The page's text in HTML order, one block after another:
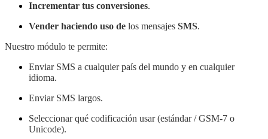
Incrementar tus conversiones.
Vender haciendo uso de los mensajes SMS.
Nuestro módulo te permite:
EnviarSMS a cualquier país del mundo y en cualquier
idioma.
Enviar SMS largos.
Seleccionar qué codificación usar (estándar / GSM-7 o
Unicode).